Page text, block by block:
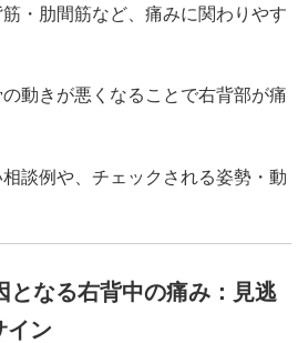
・肋間筋など、痛みに関わりやす
動きが悪くなることで右背部が痛
談例や、チェックされる姿勢・動
となる右背中の痛み：見逃
イン